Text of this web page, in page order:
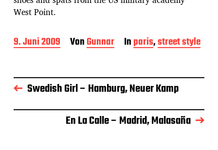
West Point.
B
e
r
a
s
9. Juni 2009 VonGunnar Inparis,street style
Swedish Girl – Hamburg, Neuer Kamp
En La Calle – Madrid, Malasaña